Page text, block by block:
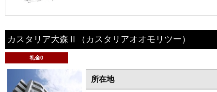
カスタリア大森Ⅱ （カスタリアオオモリツー）
礼金0
所在地